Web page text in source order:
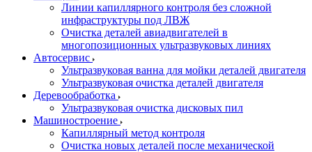
Линии капиллярного контроля без сложной
инфраструктуры под ЛВЖ
Очистка деталей авиадвигателей в
многопозиционных ультразвуковых линиях
Автосервис
Ультразвуковая ванна для мойки деталей двигателя
Ультразвуковая очистка деталей двигателя
Деревообработка
Ультразвуковая очистка дисковых пил
Машиностроение
Капиллярный метод контроля
Очистка новых деталей после механической